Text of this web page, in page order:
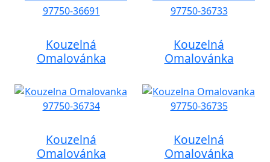
Kouzelná
Omalovánka
Kouzelná
Omalovánka
Kouzelná
Omalovánka
Kouzelná
Omalovánka